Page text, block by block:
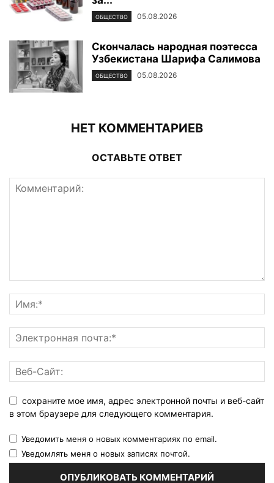
ОБЩЕСТВО 05.08.2026
Скончалась народная поэтесса
Узбекистана Шарифа Салимова
ОБЩЕСТВО 05.08.2026
НЕТ КОММЕНТАРИЕВ
ОСТАВЬТЕ ОТВЕТ
сохраните мое имя, адрес электронной почты и веб-сайт
в этом браузере для следующего комментария.
Уведомить меня о новых комментариях по email.
Уведомлять меня о новых записях почтой.